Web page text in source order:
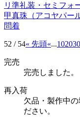
リ 準礼装・セミフォ
甲真珠（アコヤパー
問着
52 / 54« 先頭«...102030
完売
完売しました。
再入荷
欠品・製作中
ださい。